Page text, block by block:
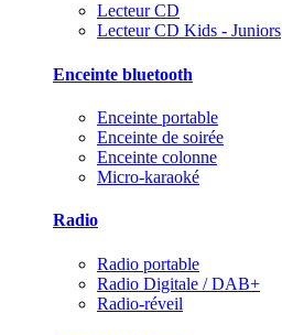
Lecteur CD
Lecteur CD Kids - Juniors
Enceinte bluetooth
Enceinte portable
Enceinte de soirée
Enceinte colonne
Micro-karaoké
Radio
Radio portable
Radio Digitale / DAB+
Radio-réveil